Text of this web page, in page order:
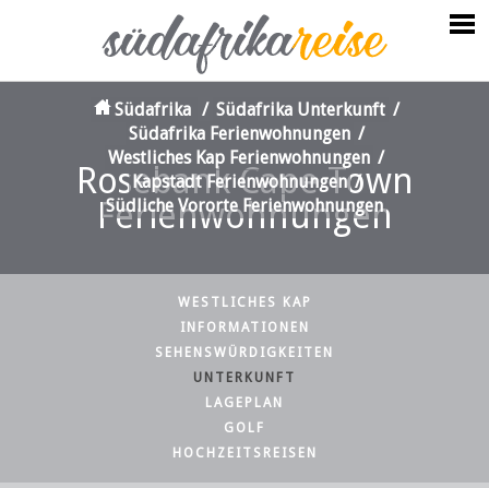
Rosebank Cape Town
Ferienwohnungen
Südafrika / Südafrika Unterkunft /
Südafrika Ferienwohnungen /
Westliches Kap Ferienwohnungen /
Kapstadt Ferienwohnungen/
Südliche Vororte Ferienwohnungen
WESTLICHES KAP
INFORMATIONEN
SEHENSWÜRDIGKEITEN
UNTERKUNFT
LAGEPLAN
GOLF
HOCHZEITSREISEN